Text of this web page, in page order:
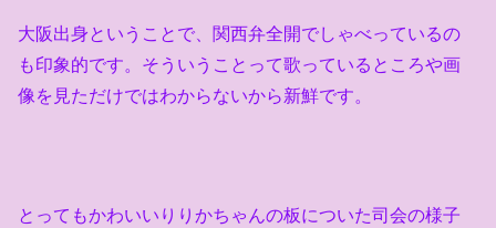
大阪出身ということで、関西弁全開でしゃべっているの
も印象的です。そういうことって歌っているところや画
像を見ただけではわからないから新鮮です。
とってもかわいいりりかちゃんの板についた司会の様子